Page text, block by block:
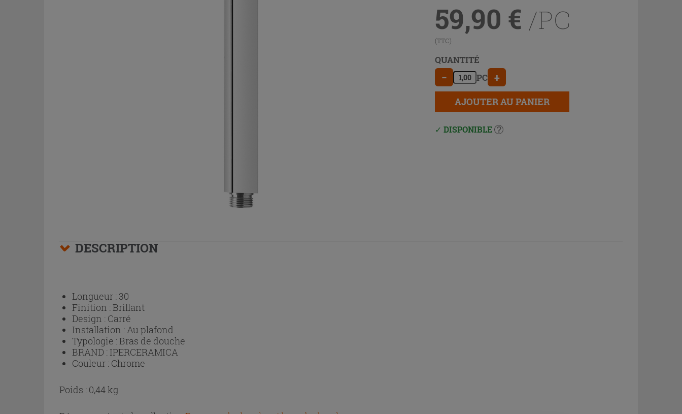
59,90 € /PC
(TTC)
QUANTITÉ
− PC +
AJOUTER AU PANIER
DISPONIBLE
DESCRIPTION
Longueur : 30
Finition :Brillant
Design : Carré
Installation :Au plafond
Typologie :Bras de douche
BRAND : IPERCERAMICA
Couleur : Chrome
Poids : 0,44 kg